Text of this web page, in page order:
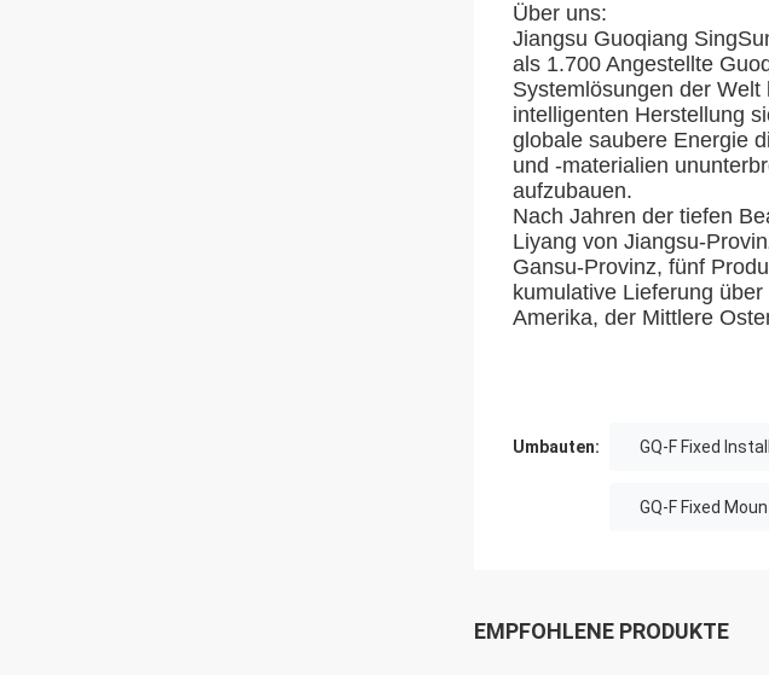
Über uns:
Jiangsu Guoqiang
als 1.700 Angestellte
Systemlösungen der
intelligenten Herstellung
globale saubere Energie
und -materialien
aufzubauen.
Nach Jahren der tiefen
Liyang von Jiangsu-
Gansu-Provinz, fünf
kumulative Lieferung
Amerika, der Mittlere
Umbauten: GQ-F Fixed
GQ-F Fixed
EMPFOHLENE PRODUKTE